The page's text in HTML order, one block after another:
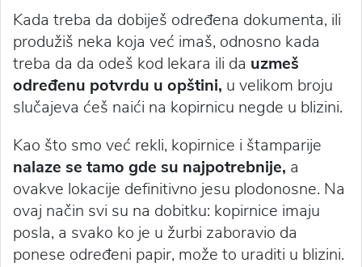
Kada treba da dobiješ određena dokumenta, ili
produžiš neka koja već imaš, odnosno kada
treba da da odeš kod lekara ili da uzmeš
određenu potvrdu u opštini, u velikom broju
slučajeva ćeš naići na kopirnicu negde u blizini.
Kao što smo već rekli, kopirnice i štamparije
nalaze se tamo gde su najpotrebnije, a
ovakve lokacije definitivno jesu plodonosne. Na
ovaj način svi su na dobitku: kopirnice imaju
posla, a svako ko je u žurbi zaboravio da
ponese određeni papir, može to uraditi u blizini.